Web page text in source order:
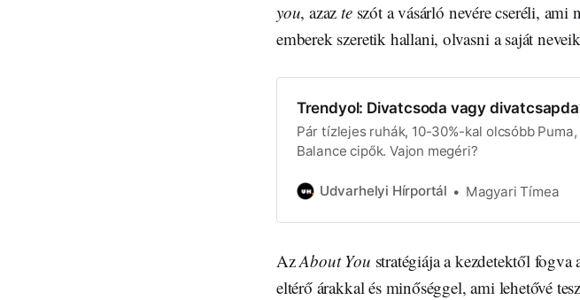
you, azazte szót a vásárló nevére cseréli, ami
emberek szeretik hallani, olvasni a saját
Trendyol: Divatcsoda vagy
Pár tízlejes ruhák, 10-30%-kal olcsóbb
Balance cipők. Vajon megéri?
Udvarhelyi Hírportál Magyari Tímea
AzAbout You stratégiája a kezdetektől
eltérő árakkal és minőséggel, ami lehetővé